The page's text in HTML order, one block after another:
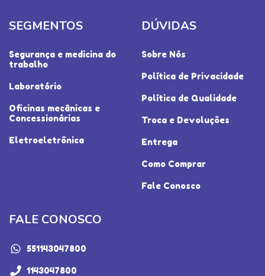
SEGMENTOS
Segurança e medicina do
trabalho
Laboratório
Oficinas mecânicas e
Concessionárias
Eletroeletrônica
DÚVIDAS
Sobre Nós
Política de Privacidade
Política de Qualidade
Troca e Devoluções
Entrega
Como Comprar
Fale Conosco
FALE CONOSCO
551143047800
1143047800